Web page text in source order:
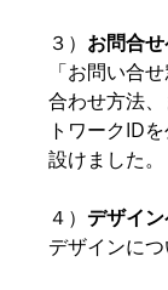
３） お問合せ
「お問い合
合わせ方法
トワークID
設けました。
４）デザイン
デザインに